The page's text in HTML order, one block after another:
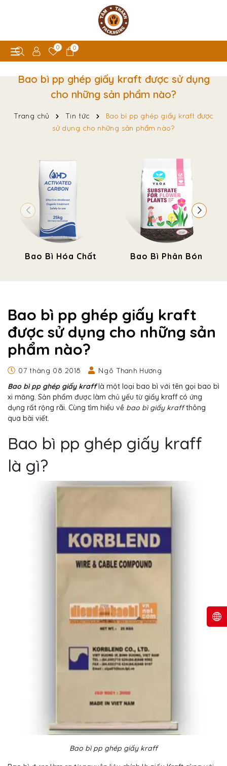
0 0
Bao bì pp ghép giấy kraft được sử dụng
cho những sản phẩm nào?
Trang chủ Tin tức
Bao bì pp ghép giấy kraft được
sử dụng cho những sản phẩm nào?
Bao Bì Hóa Chất Bao Bì Phân Bón
Bao bì pp ghép giấy kraft
được sử dụng cho những sản
phẩm nào?
07 tháng 08 2018 Ngô Thanh Hương
Bao bì pp ghép giấy krafflà một loại bao bì với tên gọi bao bì
xi măng. Sản phẩm được làm chủ yếu từ giấy kraff có ứng
dụng rất rộng rãi. Cùng tìm hiểu về bao bì giấy kraffthông
qua bài viết.
Bao bì pp ghép giấy kraff
là gì?
Bao bì pp ghép giấy kraff